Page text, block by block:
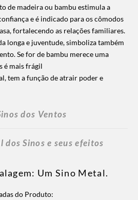
de madeira ou bambu estimula a
e é indicado para os cômodos
fortalecendo as relações familiares.
longa e juventude, simboliza também
Se for de bambu merece uma
é mais frágil
tem a função de atrair poder e
dos Ventos
Sinos e seus efeitos
Um Sino Metal.
do Produto: